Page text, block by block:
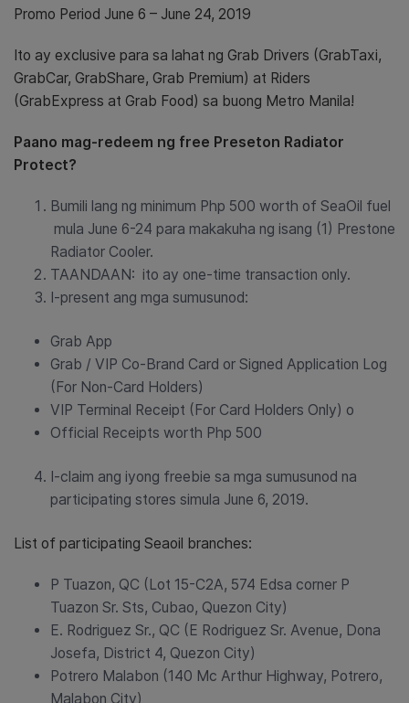
Promo Period June 6 – June 24, 2019
Ito ay exclusive para sa lahat ng Grab Drivers (GrabTaxi,
GrabCar, GrabShare, Grab Premium) at Riders
(GrabExpress at Grab Food) sa buong Metro Manila!
Paano mag-redeem ng free Preseton Radiator
Protect?
Bumili lang ng minimum Php 500 worth of SeaOil fuel
mula June 6-24 para makakuha ng isang (1) Prestone
Radiator Cooler.
TAANDAAN: ito ay one-time transaction only.
I-present ang mga sumusunod:
Grab App
Grab / VIP Co-Brand Card or Signed Application Log
(For Non-Card Holders)
VIP Terminal Receipt (For Card Holders Only) o
Official Receipts worth Php 500
I-claim ang iyong freebie sa mga sumusunod na
participating stores simula June 6, 2019.
List of participating Seaoil branches:
P Tuazon, QC (Lot 15-C2A, 574 Edsa corner P
Tuazon Sr. Sts, Cubao, Quezon City)
E. Rodriguez Sr., QC (E Rodriguez Sr. Avenue, Dona
Josefa, District 4, Quezon City)
Potrero Malabon (140 Mc Arthur Highway, Potrero,
Malabon City)